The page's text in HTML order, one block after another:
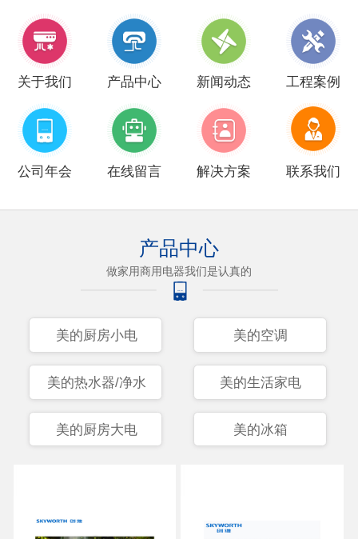
关于我们 产品中心 新闻动态 工程案例
公司年会 在线留言 解决方案 联系我们
产品中心
做家用商用电器我们是认真的
美的厨房小电 美的空调
美的热水器/净水 美的生活家电
美的厨房大电 美的冰箱